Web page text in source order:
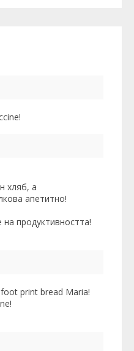
хляб, а
апетитно!
продуктивността!
print bread Maria!